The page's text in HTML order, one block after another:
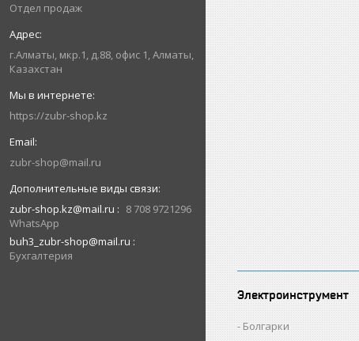
Отдел продаж
г.Алматы, мкр.1, д.88, офис 1, Алматы,
Казахстан
https://zubr-shop.kz
zubr-shop@mail.ru
zubr-shop.kz@mail.ru
8 708 9721296
WhatsApp
buh3_zubr-shop@mail.ru
Бухгалтерия
Электроинструмент
Болгарки